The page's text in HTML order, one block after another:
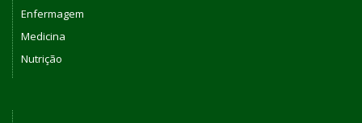
Enfermagem
Medicina
Nutrição